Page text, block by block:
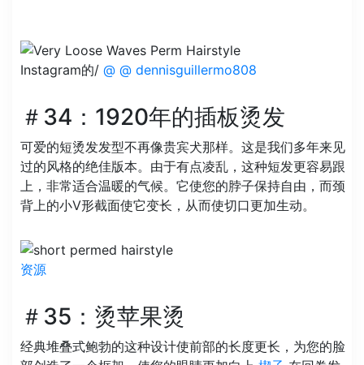
Instagram的/ @ @ dennisguillermo808
＃34：1920年的插板烫发
可爱的短烫发发型不再像贵宾犬那样。这是我们多年来见
过的风格的绝佳版本。由于有点凌乱，这种短发更容易跟
上，非常适合温暖的气候。它使您的脖子保持自由，而颈
背上的小V形截面使它变长，从而使切口更加生动。
资源
＃35：烫苹果烫
经典堆叠式鲍勃的这种设计使前部的长度更长，为您的脸